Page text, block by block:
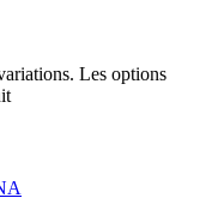
Les options